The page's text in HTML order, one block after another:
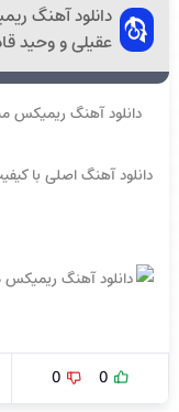
دانلود آهنگ
عقیلی و وحید
دانلود آهنگ ریمیکس
دانلود آهنگ اصلی با
0
0